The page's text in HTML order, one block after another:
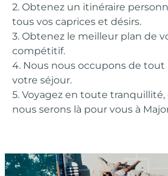
2. Obtenez un itinéraire
tous vos caprices et désirs.
3. Obtenez le meilleur plan de
compétitif.
4. Nous nous occupons de
votre séjour.
5. Voyagez en toute
nous serons là pour vous à